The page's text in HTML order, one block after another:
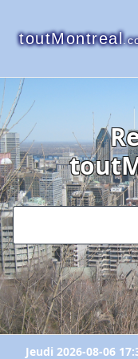
toutMontreal
Jeudi 2026-08-06